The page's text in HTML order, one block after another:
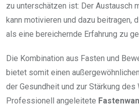
zu unterschätzen ist: Der Austausch
kann motivieren und dazu beitragen,
als eine bereichernde Erfahrung zu
Die Kombination aus Fasten und
bietet somit einen
der Gesundheit und zur Stärkung des
Professionell angeleitete